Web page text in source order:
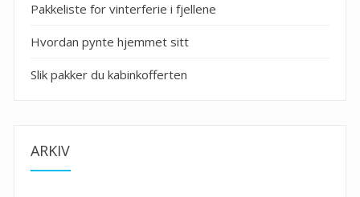
Pakkeliste for vinterferie i fjellene
Hvordan pynte hjemmet sitt
Slik pakker du kabinkofferten
ARKIV